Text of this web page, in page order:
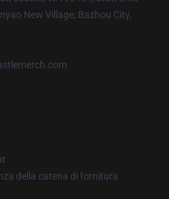
New Village, Bazhou City,
della catena di fornitura